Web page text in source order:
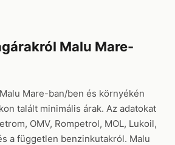
Malu Mare-
Mare-ban/ben és környékén
talált minimális árak. Az adatokat
OMV, Rompetrol, MOL, Lukoil,
a független benzinkutakról. Malu